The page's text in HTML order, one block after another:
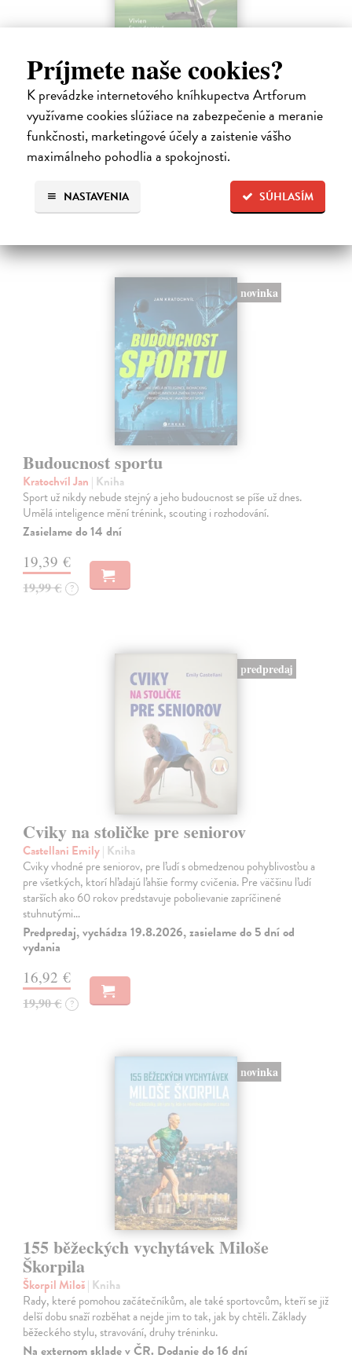
Príjmete naše cookies?
K prevádzke internetového kníhkupectva Artforum
využívame cookies slúžiace na zabezpečenie a meranie
funkčnosti, marketingové účely a zaistenie vášho
maximálneho pohodlia a spokojnosti.
SÚHLASÍM
NASTAVENIA
Golf. Dokonalý průvodce hrou
Saundersová Vivien| Kniha
Chcete si golf ještě více užít, zdokonalit svou techniku a v konečném
důsledku snížit počet ran na skóre? Tato komplexní a přehledná
příručka Golf: dokonalý průvodce hrou nabízí zásadní tipy a strategie,
…
Zasielame do 12 dní
16,83 €
18,70 € ?
novinka
Budoucnost sportu
Kratochvíl Jan | Kniha
Sport už nikdy nebude stejný a jeho budoucnost se píše už dnes.
Umělá inteligence mění trénink, scouting i rozhodování.
Zasielame do 14 dní
19,39 €
19,99 € ?
predpredaj
Cviky na stoličke pre seniorov
Castellani Emily| Kniha
Cviky vhodné pre seniorov, pre ľudí s obmedzenou pohyblivosťou a
pre všetkých, ktorí hľadajú ľahšie formy cvičenia. Pre väčšinu ľudí
starších ako 60 rokov predstavuje pobolievanie zapríčinené
stuhnutými…
Predpredaj, vychádza 19.8.2026, zasielame do 5 dní od
vydania
16,92 €
19,90 € ?
novinka
155 běžeckých vychytávek Miloše
Škorpila
Škorpil Miloš| Kniha
Rady, které pomohou začátečníkům, ale také sportovcům, kteří se již
delší dobu snaží rozběhat a nejde jim to tak, jak by chtěli. Základy
běžeckého stylu, stravování, druhy tréninku.
Na externom sklade v ČR. Dodanie do 16 dní